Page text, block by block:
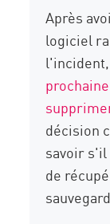
Après
logiciel
l'incident,
décision
savoir
de